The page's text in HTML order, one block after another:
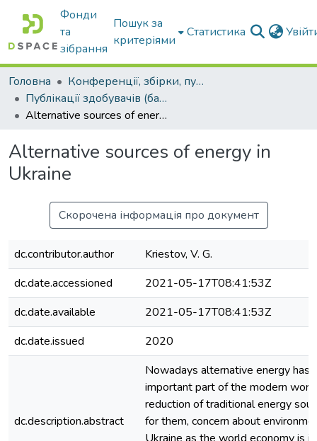
Фонди
та
зібрання
Пошук за
критеріями
Статистика
Головна
Конференції, збірки, публікації молодих вчених і здобувачів : магістрів, бакалаврів, аспірантів.
Публікації здобувачів (бакалаврів. магістрів, аспірантів)
Alternative sources of energy in Ukraine
Alternative sources of energy in
Ukraine
Скорочена інформація про документ
dc.contributor.author
Kriestov, V. G.
dc.date.accessioned
2021-05-17T08:41:53Z
dc.date.available
2021-05-17T08:41:53Z
dc.date.issued
2020
dc.description.abstract
Nowadays alternative energy has
important part of the modern
reduction of traditional energy
for them, concern about